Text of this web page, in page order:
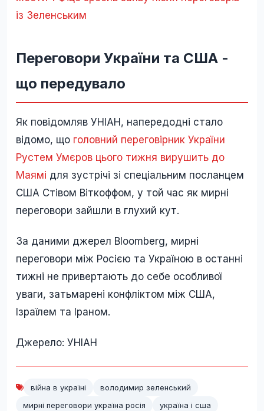
із Зеленським
Переговори України та США -
що передувало
Як повідомляв УНІАН, напередодні стало
відомо, що головний переговірник України
Рустем Умєров цього тижня вирушить до
Маямі для зустрічі зі спеціальним посланцем
США Стівом Віткоффом, у той час як мирні
переговори зайшли в глухий кут.
За даними джерел Bloomberg, мирні
переговори між Росією та Україною в останні
тижні не привертають до себе особливої
уваги, затьмарені конфліктом між США,
Ізраїлем та Іраном.
Джерело: УНІАН
війна в україні
володимир зеленський
мирні переговори україна росія
україна і сша